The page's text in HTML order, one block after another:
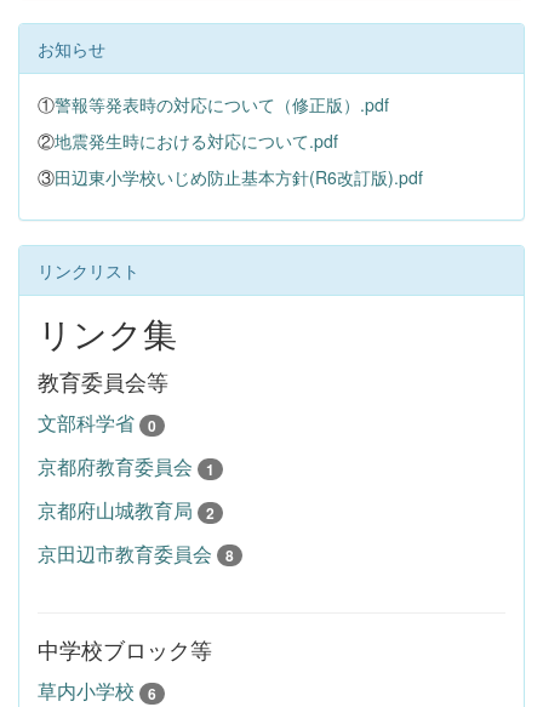
お知らせ
①警報等発表時の対応について（修正版）.pdf
②地震発生時における対応について.pdf
③田辺東小学校いじめ防止基本方針(R6改訂版).pdf
リンクリスト
リンク集
教育委員会等
文部科学省 0
京都府教育委員会 1
京都府山城教育局 2
京田辺市教育委員会 8
中学校ブロック等
草内小学校 6